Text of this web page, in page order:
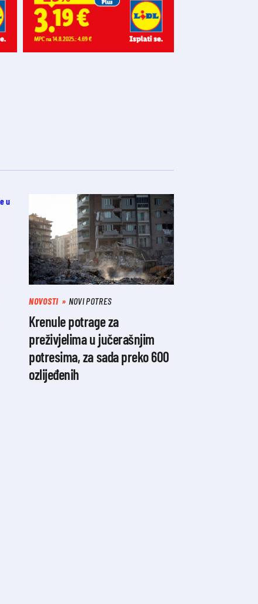
NOVOSTI NOVI POTRES
Krenule potrage za
preživjelima u jučerašnjim
potresima, za sada preko 600
ozlijeđenih